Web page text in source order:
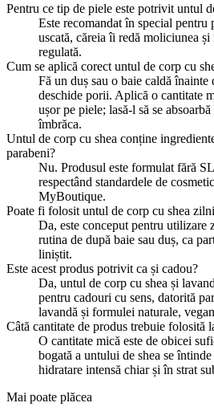
Pentru ce tip de piele este potrivit untul
Este recomandat în special pentru
uscată, căreia îi redă moliciunea
regulată.
Cum se aplică corect untul de corp cu
Fă un duș sau o baie caldă înainte
deschide porii. Aplică o cantitate
ușor pe piele; lasă-l să se
îmbrăca.
Untul de corp cu shea conține
parabeni?
Nu. Produsul este formulat fără
respectând standardele de
MyBoutique.
Poate fi folosit untul de corp cu shea
Da, este conceput pentru utilizare
rutina de după baie sau duș, ca
liniștit.
Este acest produs potrivit ca și cadou?
Da, untul de corp cu shea și
pentru cadouri cu sens, datorită
lavandă și formulei naturale,
Câtă cantitate de produs trebuie folosită
O cantitate mică este de obicei
bogată a untului de shea se
hidratare intensă chiar și în strat
Mai poate plăcea